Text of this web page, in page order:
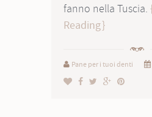
fanno nella Tuscia.
Reading
Pane per i tuoi denti